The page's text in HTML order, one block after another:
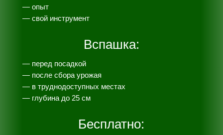
— опыт
— свой инструмент
Вспашка:
— перед посадкой
— после сбора урожая
— в труднодоступных местах
— глубина до 25 см
Бесплатно: